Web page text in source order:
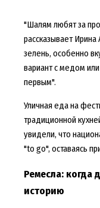
"Шалям любят за
рассказывает
зелень, особенно
вариант с медом
первым".
Уличная еда на
традиционной
увидели, что
"to go", оставаясь
Ремесла: когда
историю